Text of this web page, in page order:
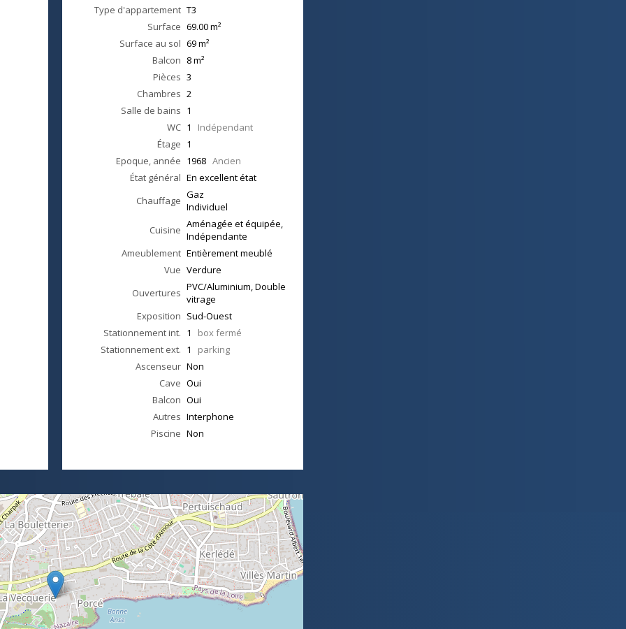
Type d'appartement T3
Surface 69.00m²
Surface au sol 69m²
Balcon 8m²
Pièces 3
Chambres 2
Salle de bains 1
WC 1 Indépendant
Étage 1
Epoque, année 1968 Ancien
État général En excellent état
Chauffage Gaz
Individuel
Cuisine Aménagée et équipée,
Indépendante
Ameublement Entièrement meublé
Vue Verdure
Ouvertures PVC/Aluminium, Double
vitrage
Exposition Sud-Ouest
Stationnement int. 1 box fermé
Stationnement ext. 1 parking
Ascenseur Non
Cave Oui
Balcon Oui
Autres Interphone
Piscine Non